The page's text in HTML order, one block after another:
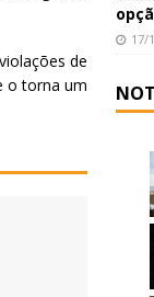
de
o torna um
17/